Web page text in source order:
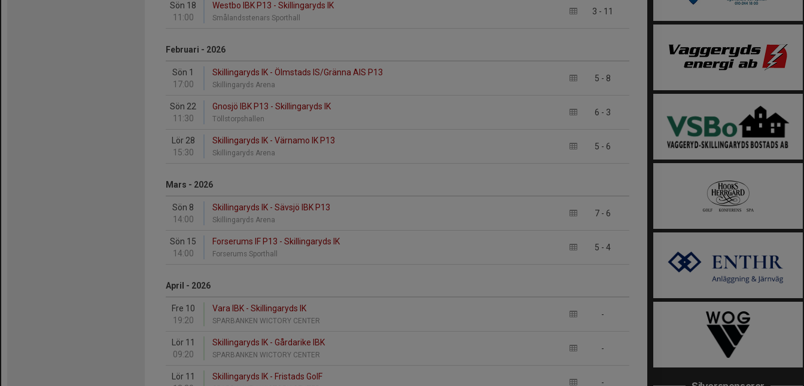
Sön 18
11:00
3 - 11
Westbo IBK P13 - Skillingaryds IK
Smålandsstenars Sporthall
Februari - 2026
Sön 1
17:00
5 - 8
Skillingaryds IK - Ölmstads IS/Gränna AIS P13
Skillingaryds Arena
Sön 22
11:30
6 - 3
Gnosjö IBK P13 - Skillingaryds IK
Töllstorpshallen
Lör 28
15:30
5 - 6
Skillingaryds IK - Värnamo IK P13
Skillingaryds Arena
Mars - 2026
Sön 8
14:00
7 - 6
Skillingaryds IK - Sävsjö IBK P13
Skillingaryds Arena
Sön 15
14:00
5 - 4
Forserums IF P13 - Skillingaryds IK
Forserums Sporthall
April - 2026
Fre 10
19:20
-
Vara IBK - Skillingaryds IK
SPARBANKEN WICTORY CENTER
Lör 11
09:20
-
Skillingaryds IK - Gårdarike IBK
SPARBANKEN WICTORY CENTER
Lör 11
-
Skillingaryds IK - Fristads GoIF